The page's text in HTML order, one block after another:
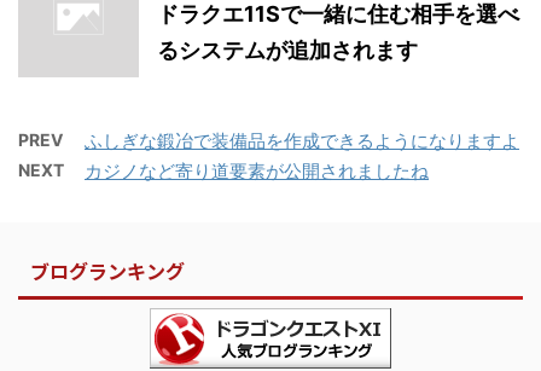
ドラクエ11Sで一緒に住む相手を選べ
るシステムが追加されます
PREV ふしぎな鍛冶で装備品を作成できるようになりますよ
NEXT カジノなど寄り道要素が公開されましたね
ブログランキング